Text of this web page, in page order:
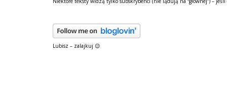
Lubisz – zalajkuj 😉